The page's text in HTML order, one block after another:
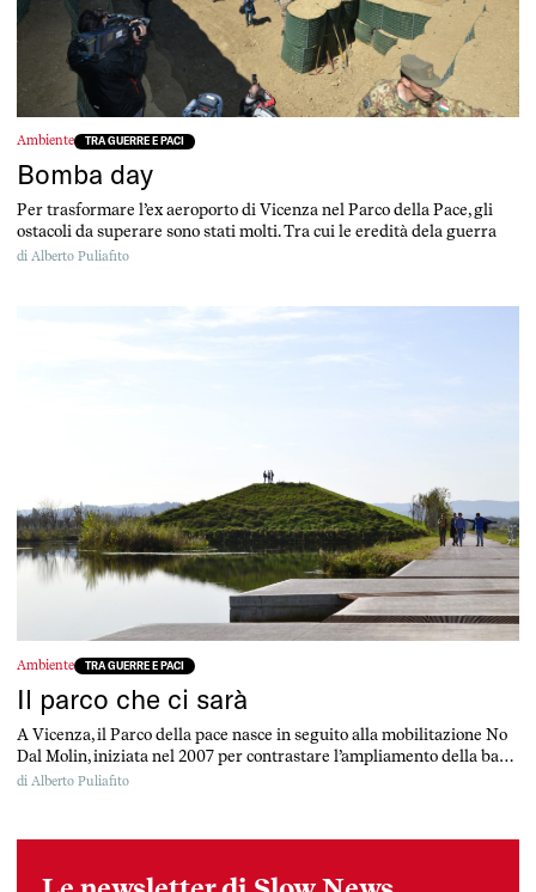
Ambiente TRA GUERRE E PACI
Bomba day
Per trasformare l’ex aeroporto di Vicenza nel Parco della Pace, gli
ostacoli da superare sono stati molti. Tra cui le eredità dela guerra
di Alberto Puliafito
Ambiente TRA GUERRE E PACI
Il parco che ci sarà
A Vicenza, il Parco della pace nasce in seguito alla mobilitazione No
Dal Molin, iniziata nel 2007 per contrastare l’ampliamento della base
militare USA già presente in città. Oggi al posto dell’ex aeroporto ci
di Alberto Puliafito